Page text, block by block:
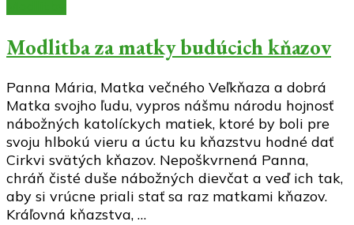
Modlitba za matky budúcich kňazov
Panna Mária, Matka večného Veľkňaza a dobrá
Matka svojho ľudu, vypros nášmu národu hojnosť
nábožných katolíckych matiek, ktoré by boli pre
svoju hlbokú vieru a úctu ku kňazstvu hodné dať
Cirkvi svätých kňazov. Nepoškvrnená Panna,
chráň čisté duše nábožných dievčat a veď ich tak,
aby si vrúcne priali stať sa raz matkami kňazov.
Kráľovná kňazstva, …